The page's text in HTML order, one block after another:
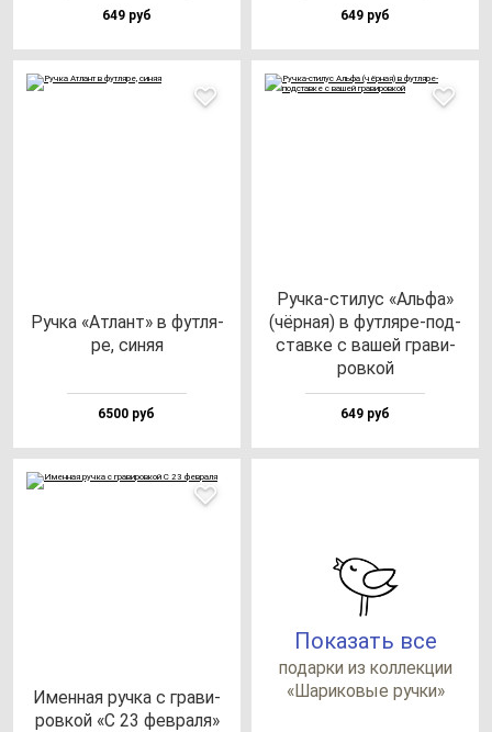
649 руб 649 руб
Руч­ка «Атлант» в фут­ля­
ре, си­няя
6500 руб
Руч­ка-сти­лус «Аль­фа»
(чёр­ная) в фут­ля­ре-под­
став­ке с ва­шей гра­ви­
ров­кой
649 руб
Имен­ная руч­ка с гра­ви­
ров­кой «С 23 фев­ра­ля»
Показать все
по­дар­ки из кол­лек­ции
«Шари­ко­вые руч­ки»